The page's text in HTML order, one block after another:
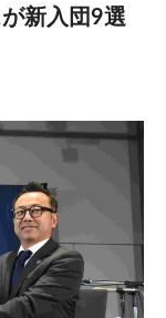
新入団9選